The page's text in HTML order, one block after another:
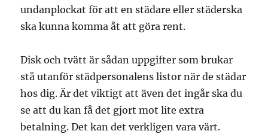
undanplockat för att en städare eller städerska
ska kunna komma åt att göra rent.
Disk och tvätt är sådan uppgifter som brukar
stå utanför städpersonalens listor när de städar
hos dig. Är det viktigt att även det ingår ska du
se att du kan få det gjort mot lite extra
betalning. Det kan det verkligen vara värt.